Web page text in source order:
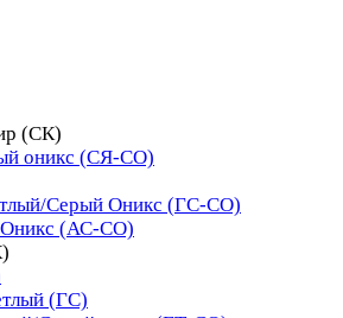
(СК)
оникс (СЯ-СО)
Серый Оникс (ГС-СО)
Оникс (АС-СО)
(ГС)